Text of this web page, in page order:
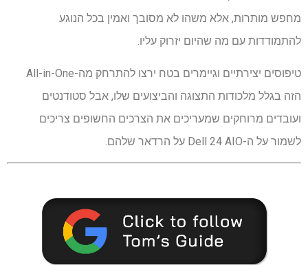
מחפש מותרות, אלא משהו לא מסובך ואמין בכל הנוגע
להתמודדות עם מה שהיום יזרוק עליו.
טיפוסים יצירתיים וגיימרים בטח ירצו להתרחק מה-All-in-One
הזה בגלל מלכודות התצוגה והביצועים שלו, אבל סטודנטים
ועובדים מרוחקים שמעריכים את הצרכים החשופים צריכים
לשמור על ה-Dell 24 AIO על הרדאר שלהם.